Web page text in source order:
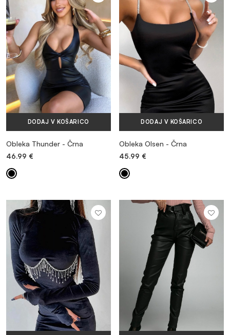
DODAJ V KOŠARICO
Obleka Thunder - Črna
46.99 €
DODAJ V KOŠARICO
Obleka Olsen - Črna
45.99 €